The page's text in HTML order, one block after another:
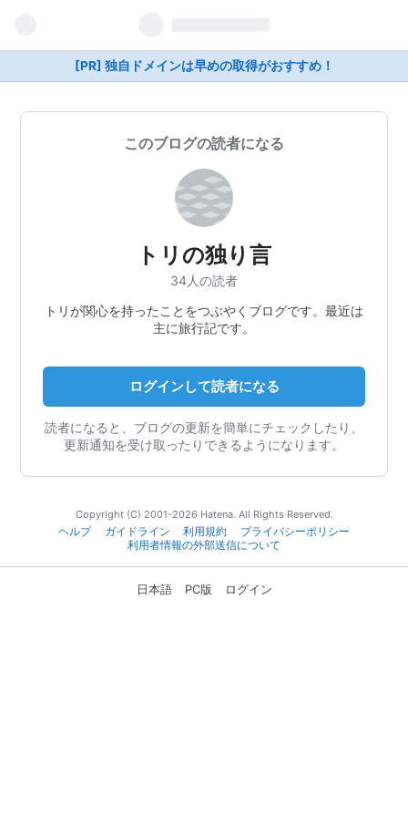
[PR] 独自ドメインは早めの取得がおすすめ！
このブログの読者になる
トリの独り言
34人の読者
トリが関心を持ったことをつぶやくブログです。最近は
主に旅行記です。
ログインして読者になる
読者になると、ブログの更新を簡単にチェックしたり、
更新通知を受け取ったりできるようになります。
Copyright (C) 2001-2026 Hatena. All Rights Reserved.
ヘルプ
ガイドライン 利用規約
プライバシーポリシー
利用者情報の外部送信について
日本語 PC版 ログイン